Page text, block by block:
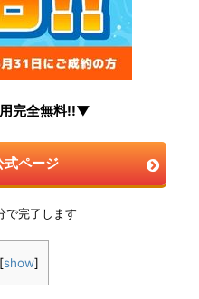
完全無料!!▼
式ページ
で完了します
[show]